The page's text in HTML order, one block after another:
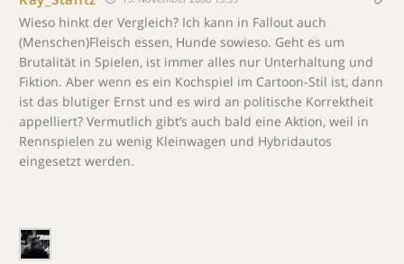
Wieso hinkt der Vergleich? Ich kann in Fallout auch
(Menschen)Fleisch essen, Hunde sowieso. Geht es um
Brutalität in Spielen, ist immer alles nur Unterhaltung und
Fiktion. Aber wenn es ein Kochspiel im Cartoon-Stil ist, dann
ist das blutiger Ernst und es wird an politische Korrektheit
appelliert? Vermutlich gibt’s auch bald eine Aktion, weil in
Rennspielen zu wenig Kleinwagen und Hybridautos
eingesetzt werden.